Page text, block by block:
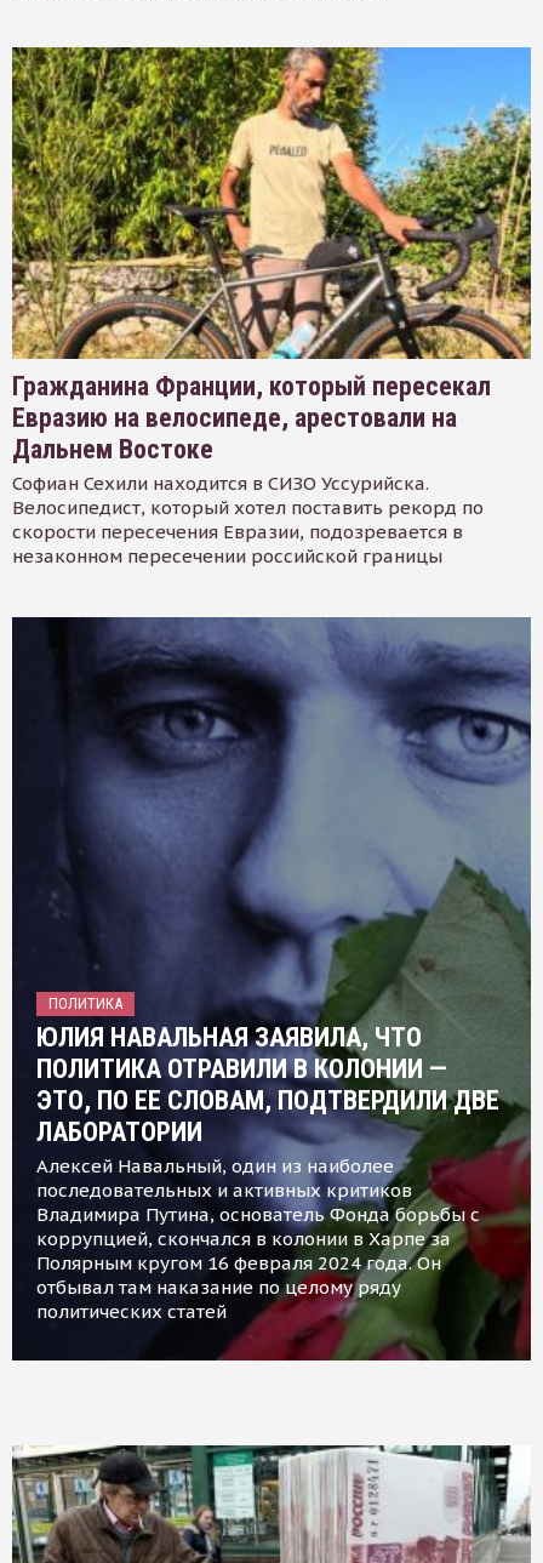
Гражданина Франции, который пересекал
Евразию на велосипеде, арестовали на
Дальнем Востоке
Софиан Сехили находится в СИЗО Уссурийска.
Велосипедист, который хотел поставить рекорд по
скорости пересечения Евразии, подозревается в
незаконном пересечении российской границы
ПОЛИТИКА
ЮЛИЯ НАВАЛЬНАЯ ЗАЯВИЛА, ЧТО
ПОЛИТИКА ОТРАВИЛИ В КОЛОНИИ —
ЭТО, ПО ЕЕ СЛОВАМ, ПОДТВЕРДИЛИ ДВЕ
ЛАБОРАТОРИИ
Алексей Навальный, один из наиболее
последовательных и активных критиков
Владимира Путина, основатель Фонда борьбы с
коррупцией, скончался в колонии в Харпе за
Полярным кругом 16 февраля 2024 года. Он
отбывал там наказание по целому ряду
политических статей